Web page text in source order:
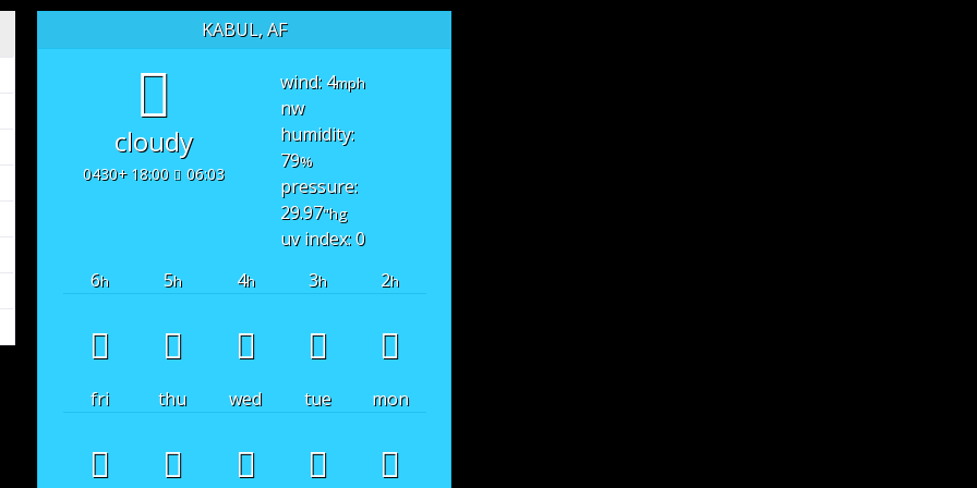
KABUL, AF
cloudy
06:03
18:00 +0430
wind: 4mph
nw
humidity:
79%
pressure:
29.97"hg
uv index: 0
2h
3h
4h
5h
6h
mon
tue
wed
thu
fri